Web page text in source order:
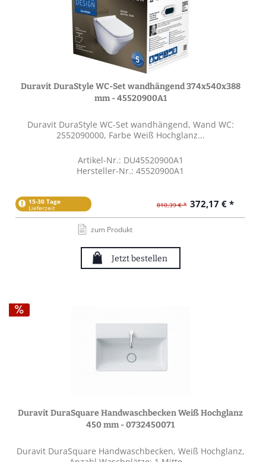
Duravit DuraStyle WC-Set wandhängend 374x540x388
mm - 45520900A1
Duravit DuraStyle WC-Set wandhängend, Wand WC:
2552090000, Farbe Weiß Hochglanz...
Artikel-Nr.: DU45520900A1
Hersteller-Nr.: 45520900A1
15-30 Tage
Lieferzeit 810,39 € * 372,17 € *
zum Produkt
Jetzt bestellen
Duravit DuraSquare Handwaschbecken Weiß Hochglanz
450 mm - 0732450071
Duravit DuraSquare Handwaschbecken, Weiß Hochglanz,